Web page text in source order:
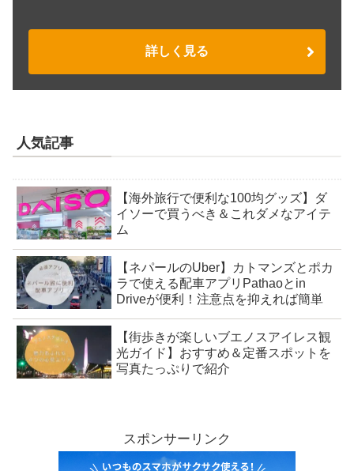
詳しく見る
人気記事
【海外旅行で便利な100均グッズ】ダ
イソーで買うべき＆これダメなアイテ
ム
【ネパールのUber】カトマンズとポカ
ラで使える配車アプリPathaoとin
Driveが便利！注意点を抑えれば簡単
【街歩きが楽しいブエノスアイレス観
光ガイド】おすすめ＆定番スポットを
写真たっぷりで紹介
スポンサーリンク